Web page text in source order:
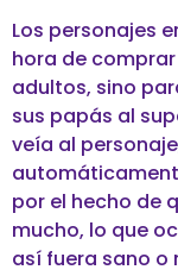
Los personajes
hora de
adultos, sino
sus papás al
veía al
por el hecho de
mucho, lo que
así fuera sano o